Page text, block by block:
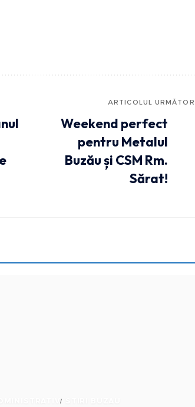
ARTICOLUL URMĂTOR
Weekend perfect
pentru Metalul
Buzău și CSM Rm.
Sărat!